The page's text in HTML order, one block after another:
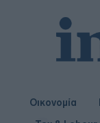
Οικονομία